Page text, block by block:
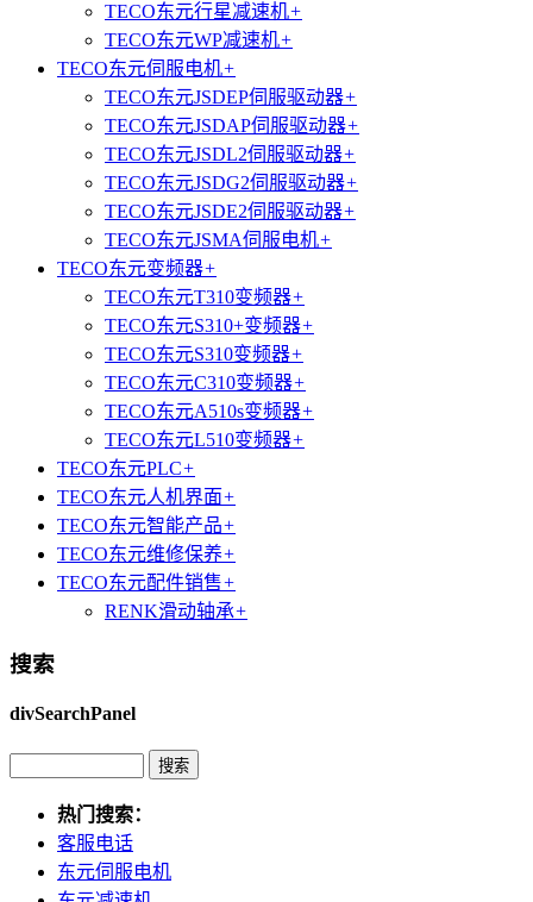
TECO东元行星减速机+
TECO东元WP减速机+
TECO东元伺服电机+
TECO东元JSDEP伺服驱动器+
TECO东元JSDAP伺服驱动器+
TECO东元JSDL2伺服驱动器+
TECO东元JSDG2伺服驱动器+
TECO东元JSDE2伺服驱动器+
TECO东元JSMA伺服电机+
TECO东元变频器+
TECO东元T310变频器+
TECO东元S310+变频器+
TECO东元S310变频器+
TECO东元C310变频器+
TECO东元A510s变频器+
TECO东元L510变频器+
TECO东元PLC+
TECO东元人机界面+
TECO东元智能产品+
TECO东元维修保养+
TECO东元配件销售+
RENK滑动轴承+
搜索
divSearchPanel
热门搜索：
客服电话
东元伺服电机